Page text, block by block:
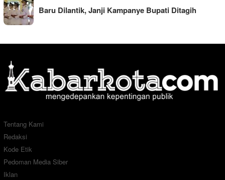
Baru Dilantik, Janji Kampanye Bupati Ditagih
Tentang Kami
Redaksi
Kode Etik
Pedoman Media Siber
Iklan